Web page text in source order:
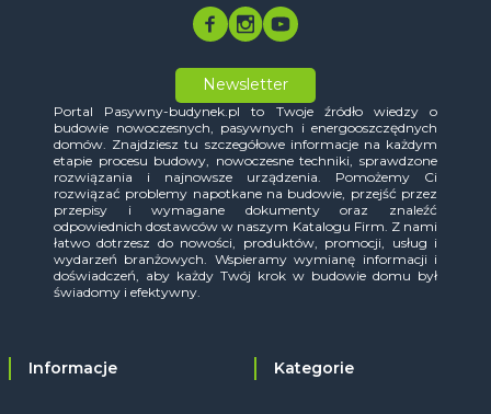
Newsletter
Portal Pasywny-budynek.pl to Twoje źródło wiedzy o
budowie nowoczesnych, pasywnych i energooszczędnych
domów. Znajdziesz tu szczegółowe informacje na każdym
etapie procesu budowy, nowoczesne techniki, sprawdzone
rozwiązania i najnowsze urządzenia. Pomożemy Ci
rozwiązać problemy napotkane na budowie, przejść przez
przepisy i wymagane dokumenty oraz znaleźć
odpowiednich dostawców w naszym Katalogu Firm. Z nami
łatwo dotrzesz do nowości, produktów, promocji, usług i
wydarzeń branżowych. Wspieramy wymianę informacji i
doświadczeń, aby każdy Twój krok w budowie domu był
świadomy i efektywny.
Informacje Kategorie